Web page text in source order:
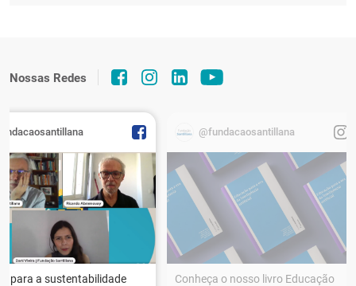
Nossas Redes
para a sustentabilidade
@fundacaosantillana
Conheça o nosso livro Educação